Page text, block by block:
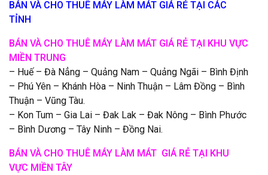
BÁN VÀ CHO THUÊ MÁY LÀM MÁT GIÁ RẺ TẠI CÁC
TỈNH
BÁN VÀ CHO THUÊ MÁY LÀM MÁT GIÁ RẺ TẠI KHU VỰC
MIỀN TRUNG
– Huế – Đà Nẳng – Quảng Nam – Quảng Ngãi – Bình Định
– Phú Yên – Khánh Hòa – Ninh Thuận – Lâm Đồng – Bình
Thuận – Vũng Tàu.
– Kon Tum – Gia Lai – Đak Lak – Đak Nông – Bình Phước
– Bình Dương – Tây Ninh – Đồng Nai.
BÁN VÀ CHO THUÊ MÁY LÀM MÁT GIÁ RẺ TẠI KHU
VỰC MIỀN TÂY